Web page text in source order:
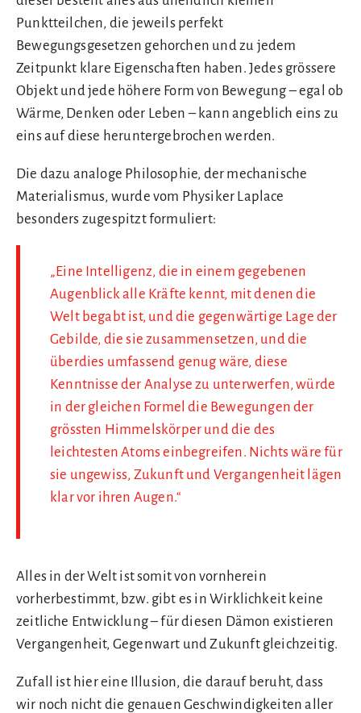
Punktteilchen, die jeweils perfekt
Bewegungsgesetzen gehorchen und zu jedem
Zeitpunkt klare Eigenschaften haben. Jedes grössere
Objekt und jede höhere Form von Bewegung – egal ob
Wärme, Denken oder Leben – kann angeblich eins zu
eins auf diese heruntergebrochen werden.
Die dazu analoge Philosophie, der mechanische
Materialismus, wurde vom Physiker Laplace
besonders zugespitzt formuliert:
„Eine Intelligenz, die in einem gegebenen
Augenblick alle Kräfte kennt, mit denen die
Welt begabt ist, und die gegenwärtige Lage der
Gebilde, die sie zusammensetzen, und die
überdies umfassend genug wäre, diese
Kenntnisse der Analyse zu unterwerfen, würde
in der gleichen Formel die Bewegungen der
grössten Himmelskörper und die des
leichtesten Atoms einbegreifen. Nichts wäre für
sie ungewiss, Zukunft und Vergangenheit lägen
klar vor ihren Augen.“
Alles in der Welt ist somit von vornherein
vorherbestimmt, bzw. gibt es in Wirklichkeit keine
zeitliche Entwicklung – für diesen Dämon existieren
Vergangenheit, Gegenwart und Zukunft gleichzeitig.
Zufall ist hier eine Illusion, die darauf beruht, dass
wir noch nicht die genauen Geschwindigkeiten aller